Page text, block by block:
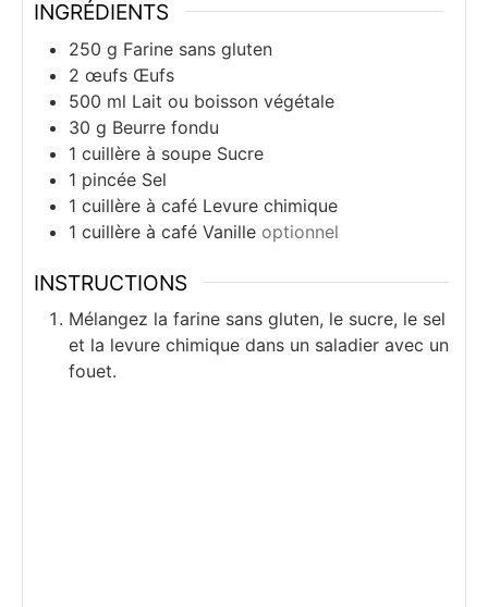
INGRÉDIENTS
250 g Farine sans gluten
2 œufs Œufs
500 ml Lait ou boisson végétale
30 g Beurre fondu
1 cuillère à soupe Sucre
1 pincée Sel
1 cuillère à café Levure chimique
1 cuillère à café Vanille optionnel
INSTRUCTIONS
Mélangez la farine sans gluten, le sucre, le sel
et la levure chimique dans un saladier avec un
fouet.